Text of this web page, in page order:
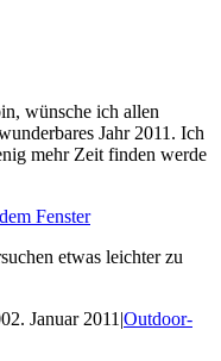
wünsche ich allen
Jahr 2011. Ich
mehr Zeit finden werde
etwas leichter zu
2. Januar 2011|Outdoor-